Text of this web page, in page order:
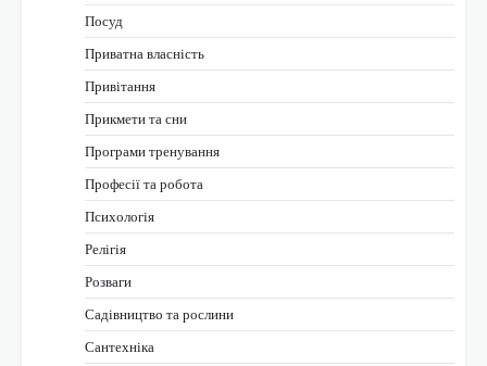
Посуд
Приватна власність
Привітання
Прикмети та сни
Програми тренування
Професії та робота
Психологія
Релігія
Розваги
Садівництво та рослини
Сантехніка